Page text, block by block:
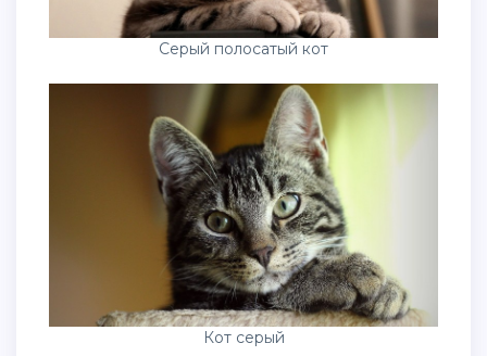
Серый полосатый кот
Кот серый